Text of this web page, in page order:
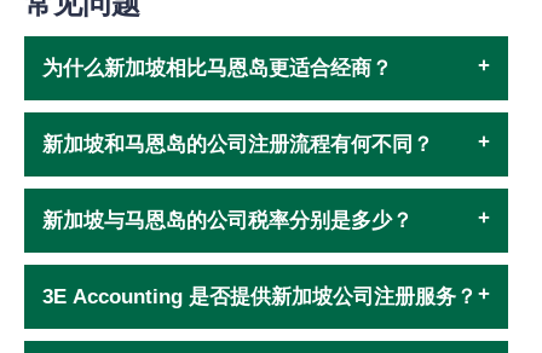
为什么新加坡相比马恩岛更适合经商？
新加坡和马恩岛的公司注册流程有何不同？
新加坡与马恩岛的公司税率分别是多少？
3E Accounting 是否提供新加坡公司注册服务？